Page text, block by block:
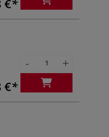
€
€
- +